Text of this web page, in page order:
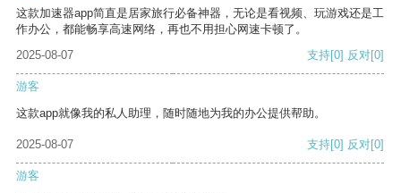
这款加速器app简直是居家旅行必备神器，无论是看视频、玩游戏还是工
作办公，都能畅享高速网络，再也不用担心网速卡顿了。
2025-08-07
支持[0] 反对[0]
游客
这款app就像我的私人助理，随时随地为我的办公提供帮助。
2025-08-07 支持[0] 反对[0]
游客